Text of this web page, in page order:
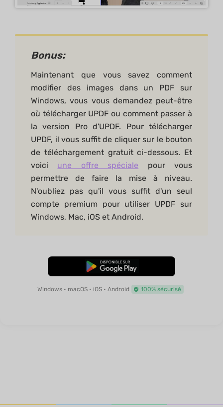
Bonus:
Maintenant que vous savez comment
modifier des images dans un PDF sur
Windows, vous vous demandez peut-être
où télécharger UPDF ou comment passer à
la version Pro d'UPDF. Pour télécharger
UPDF, il vous suffit de cliquer sur le bouton
de téléchargement gratuit ci-dessous. Et
voici une offre spéciale pour vous
permettre de faire la mise à niveau.
N'oubliez pas qu'il vous suffit d'un seul
compte premium pour utiliser UPDF sur
Windows, Mac, iOS et Android.
TÉLÉCHARGER
Windows • macOS • iOS • Android 100% sécurisé